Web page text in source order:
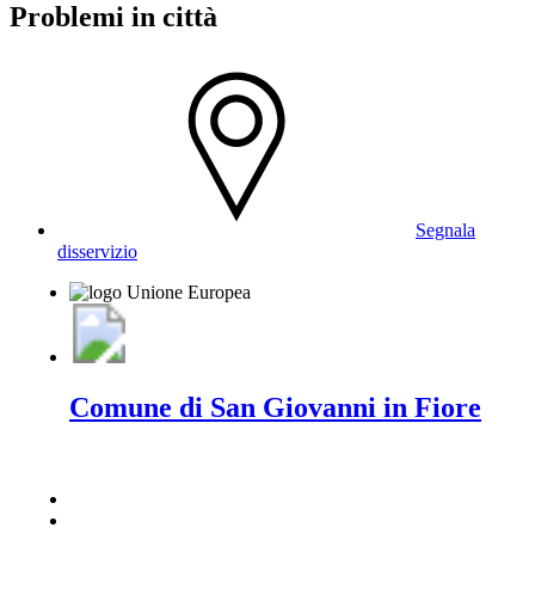
Problemi in città
Segnala
disservizio
Comune di San Giovanni in Fiore